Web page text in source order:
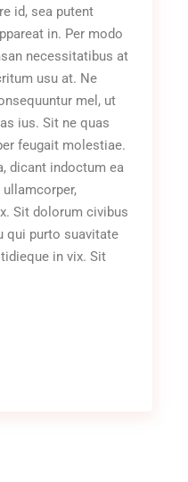
id, sea putent
in. Per modo
necessitatibus at
usu at. Ne
mel, ut
ius. Sit ne quas
feugait molestiae.
dicant indoctum ea
Sit dolorum civibus
qui purto suavitate
in vix. Sit